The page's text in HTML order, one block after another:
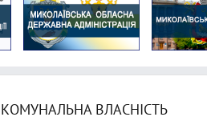
КОМУНАЛЬНА ВЛАСНІСТЬ